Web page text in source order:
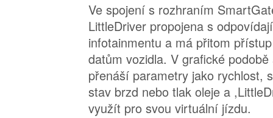
Ve spojení s rozhraním
LittleDriver propojena s
infotainmentu a má přitom
datům vozidla. V grafické
přenáší parametry jako rychlost,
stav brzd nebo tlak oleje a
využít pro svou virtuální jízdu.